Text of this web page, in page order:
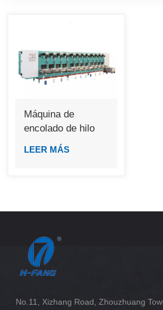
Máquina de
encolado de hilo
individual GA392
LEER MÁS
No.11, Xizhang Road, Zhouzhuang